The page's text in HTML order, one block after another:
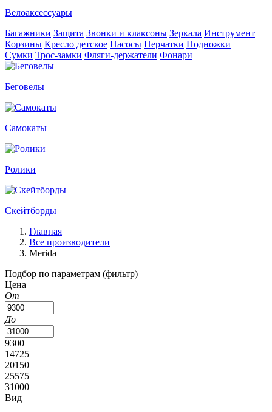
Велоаксессуары
Багажники Защита Звонки и клаксоны Зеркала Инструмент
Корзины Кресло детское Насосы Перчатки Подножки
Сумки Трос-замки Фляги-держатели Фонари
Беговелы
Самокаты
Ролики
Скейтборды
Главная
Все производители
Merida
Подбор по параметрам (фильтр)
Цена
От
До
9300
14725
20150
25575
31000
Вид